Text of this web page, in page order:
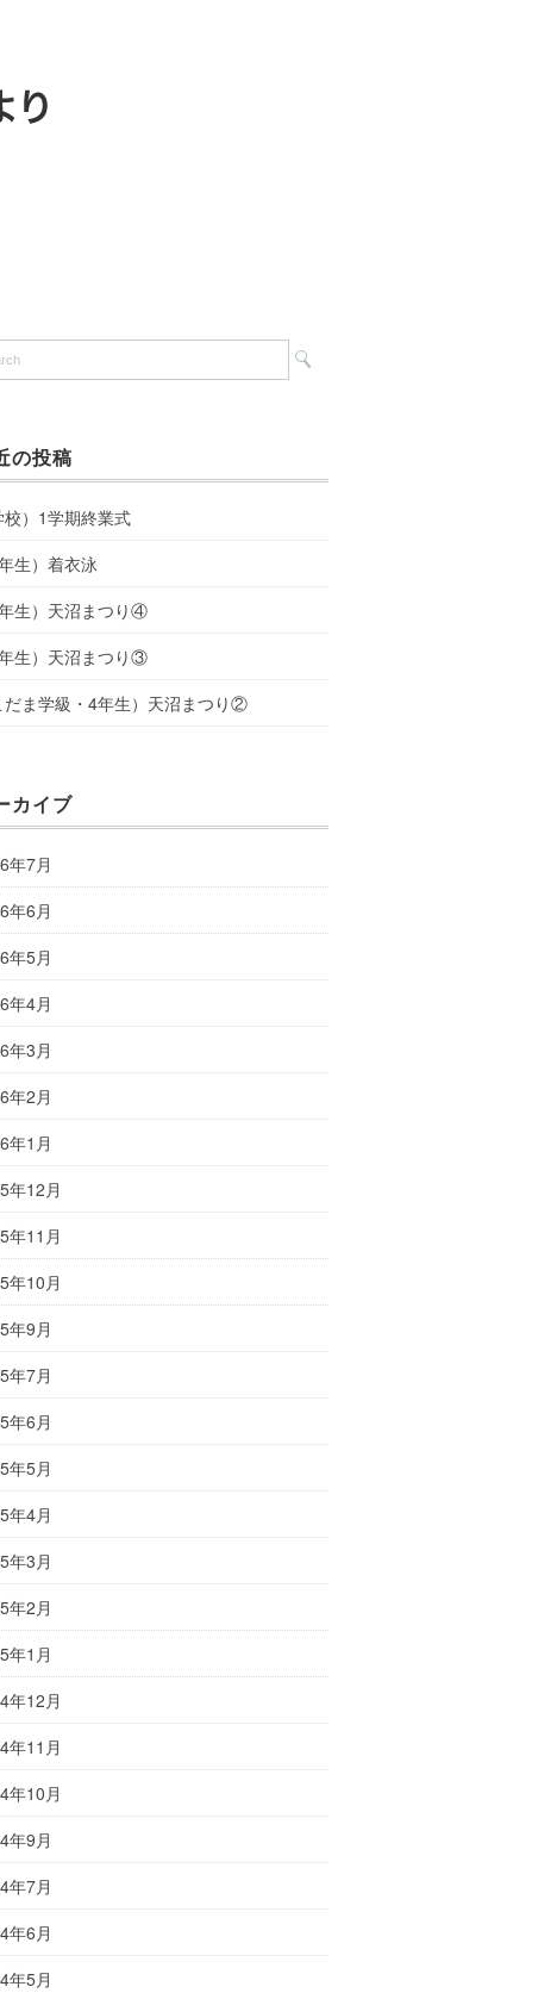
の投稿
校）1学期終業式
年生）着衣泳
年生）天沼まつり④
年生）天沼まつり③
だま学級・4年生）天沼まつり②
カイブ
年7月
年6月
年5月
年4月
年3月
年2月
年1月
年12月
年11月
年10月
年9月
年7月
年6月
年5月
年4月
年3月
年2月
年1月
年12月
年11月
年10月
年9月
年7月
年6月
年5月